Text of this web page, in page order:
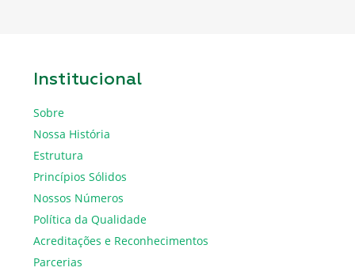
Institucional
Sobre
Nossa História
Estrutura
Princípios Sólidos
Nossos Números
Política da Qualidade
Acreditações e Reconhecimentos
Parcerias